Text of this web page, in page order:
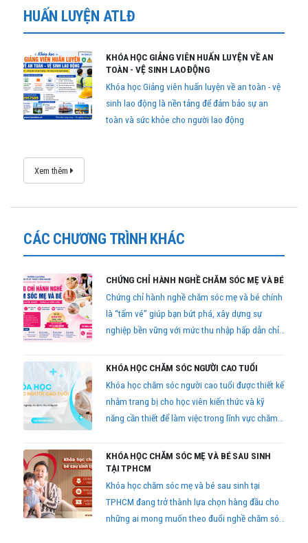
HUẤN LUYỆN ATLĐ
KHÓA HỌC GIẢNG VIÊN HUẤN LUYỆN VỀ AN
TOÀN - VỆ SINH LAO ĐỘNG
Khóa học Giảng viên huấn luyện về an toàn - vệ
sinh lao động là nền tảng để đảm bảo sự an
toàn và sức khỏe cho người lao động
Xem thêm
CÁC CHƯƠNG TRÌNH KHÁC
CHỨNG CHỈ HÀNH NGHỀ CHĂM SÓC MẸ VÀ BÉ
Chứng chỉ hành nghề chăm sóc mẹ và bé chính
là “tấm vé” giúp bạn bứt phá, xây dựng sự
nghiệp bền vững với mức thu nhập hấp dẫn chỉ
KHÓA HỌC CHĂM SÓC NGƯỜI CAO TUỔI
Khóa học chăm sóc người cao tuổi được thiết kế
nhằm trang bị cho học viên kiến thức và kỹ
năng cần thiết để làm việc trong lĩnh vực chăm
KHÓA HỌC CHĂM SÓC MẸ VÀ BÉ SAU SINH
TẠI TPHCM
Khóa học chăm sóc mẹ và bé sau sinh tại
TPHCM đang trở thành lựa chọn hàng đầu cho
những ai mong muốn theo đuổi nghề chăm sóc